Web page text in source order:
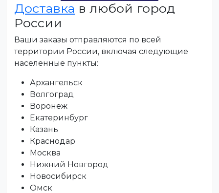
Доставка в любой город
России
Ваши заказы отправляются по всей
территории России, включая следующие
населенные пункты:
Архангельск
Волгоград
Воронеж
Екатеринбург
Казань
Краснодар
Москва
Нижний Новгород
Новосибирск
Омск